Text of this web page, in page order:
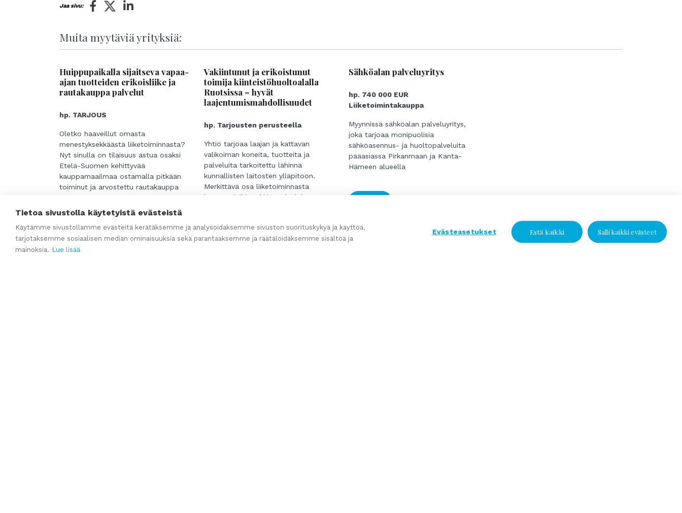
Jaa sivu:
Muita myytäviä yrityksiä:
Huippupaikalla sijaitseva vapaa-
ajan tuotteiden erikoisliike ja
rautakauppa palvelut
hp. TARJOUS
Oletko haaveillut omasta
menestyksekkäästä liiketoiminnasta?
Nyt sinulla on tilaisuus astua osaksi
Etelä-Suomen kehittyvää
kauppamaailmaa ostamalla pitkään
toiminut ja arvostettu rautakauppa
erikoisliike!
Monipuolinen tuotevalikoima:
• Laadukkaat rautakaupan tuotteet
• Kattava valikoima kalastus- ja
...
Vakiintunut ja erikoistunut
toimija kiinteistöhuoltoalalla
Ruotsissa – hyvät
laajentumismahdollisuudet
hp. Tarjousten perusteella
Yhtiö tarjoaa laajan ja kattavan
valikoiman koneita, tuotteita ja
palveluita tarkoitettu lähinnä
kunnallisten laitosten ylläpitoon.
Merkittävä osa liiketoiminnasta
koostuu jälkimarkkinapalveluista,
Pitkäaikaisten asiakassuhteiden ja
korkean teknisen osaamisen ansiosta
Sähköalan palveluyritys
hp. 740 000 EUR
Liiketoimintakauppa
Myynnissä sähköalan palveluyritys,
joka tarjoaa monipuolisia
sähköasennus- ja huoltopalveluita
pääasiassa Pirkanmaan ja Kanta-
Hämeen alueella
Tietoa sivustolla käytetyistä evästeistä
Käytämme sivustollamme evästeitä kerätäksemme ja analysoidaksemme sivuston suorituskykyä ja käyttöä,
tarjotaksemme sosiaalisen median ominaisuuksia sekä parantaaksemme ja räätälöidäksemme sisältöä ja
mainoksia. Lue lisää
Evästeasetukset Estä kaikki Salli kaikki evästeet